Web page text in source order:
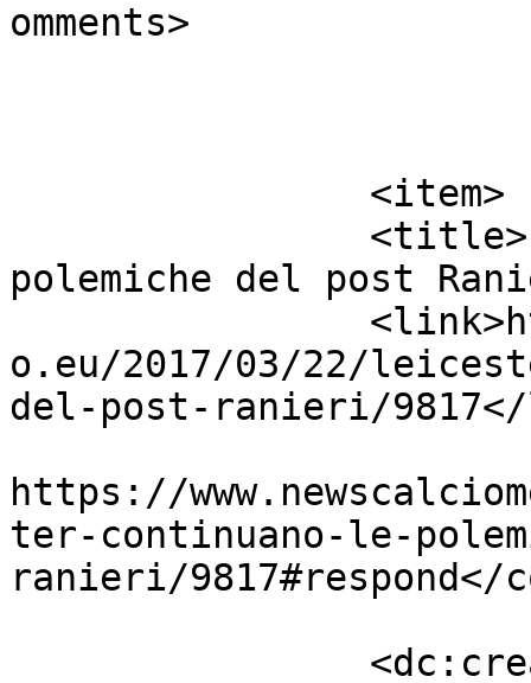
omments>
polemiche del post
o.eu/2017/03/22/
del-post-ranieri/
https://
ter-continuano-le-
ranieri/9817#respond</